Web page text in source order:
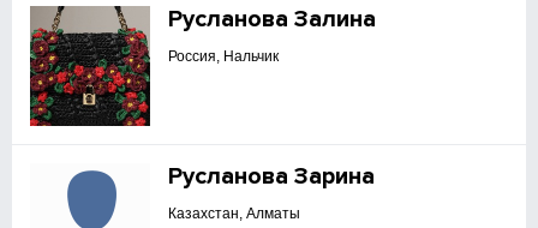
Русланова Залина
Россия, Нальчик
Русланова Зарина
Казахстан, Алматы